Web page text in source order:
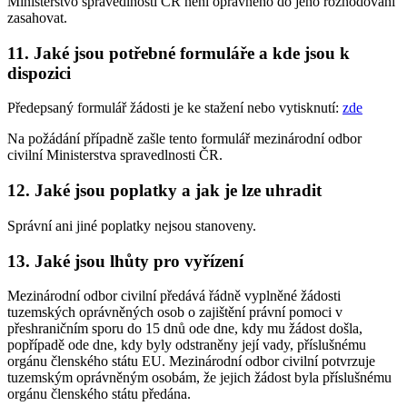
zasahovat.
11. Jaké jsou potřebné formuláře a kde jsou k
dispozici
Předepsaný formulář žádosti je ke stažení nebo vytisknutí: zde
Na požádání případně zašle tento formulář mezinárodní odbor
civilní Ministerstva spravedlnosti ČR.
12. Jaké jsou poplatky a jak je lze uhradit
Správní ani jiné poplatky nejsou stanoveny.
13. Jaké jsou lhůty pro vyřízení
Mezinárodní odbor civilní předává řádně vyplněné žádosti
tuzemských oprávněných osob o zajištění právní pomoci v
přeshraničním sporu do 15 dnů ode dne, kdy mu žádost došla,
popřípadě ode dne, kdy byly odstraněny její vady, příslušnému
orgánu členského státu EU. Mezinárodní odbor civilní potvrzuje
tuzemským oprávněným osobám, že jejich žádost byla příslušnému
orgánu členského státu předána.